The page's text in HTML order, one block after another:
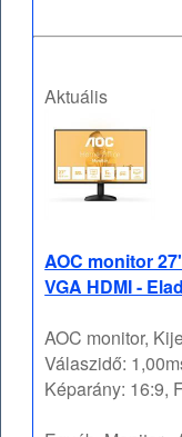
Aktuális
AOC monitor
VGA HDMI -
AOC monitor,
Válaszidő:
Képarány: 16:9,